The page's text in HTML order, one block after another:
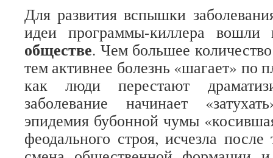
Для развития вспышки
идеи программы-киллера
обществе. Чем большее
тем активнее болезнь «шагает» по
как люди перестают
заболевание начинает
эпидемия бубонной чумы
феодального строя, исчезла